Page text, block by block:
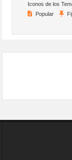
Iconos de los
Popular